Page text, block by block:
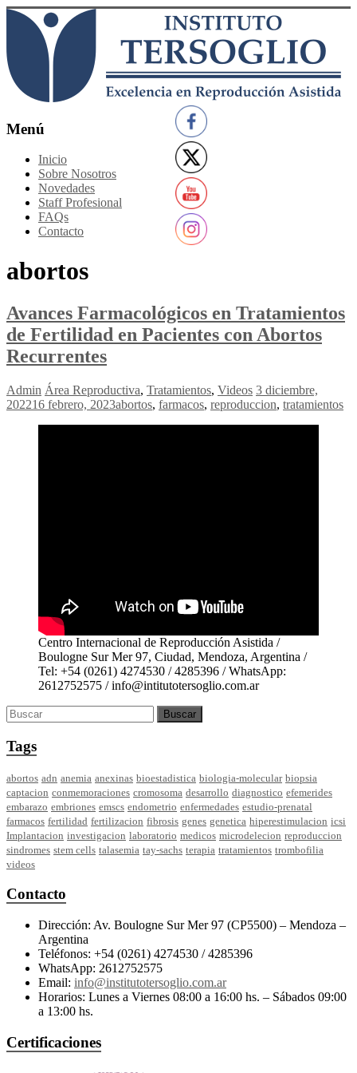
Saltar
contenido
Instituto
Reproducción
Asistida
Menú
Inicio
Sobre Nosotros
Novedades
Staff Profesional
FAQs
Contacto
abortos
Avances Farmacológicos en Tratamientos
de Fertilidad en Pacientes con Abortos
Recurrentes
Admin Área Reproductiva, Tratamientos, Videos 3 diciembre,
202216 febrero, 2023abortos, farmacos, reproduccion, tratamientos
Centro Internacional de Reproducción Asistida /
Boulogne Sur Mer 97, Ciudad, Mendoza, Argentina /
Tel: +54 (0261) 4274530 / 4285396 / WhatsApp:
2612752575 / info@intitutotersoglio.com.ar
Tags
abortos adn anemia anexinas bioestadistica biologia-molecular biopsia
captacion conmemoraciones cromosoma desarrollo diagnostico efemerides
embarazo embriones emscs endometrio enfermedades estudio-prenatal
farmacos fertilidad fertilizacion fibrosis genes genetica hiperestimulacion icsi
Implantacion investigacion laboratorio medicos microdelecion reproduccion
sindromes stem cells talasemia tay-sachs terapia tratamientos trombofilia
videos
Contacto
Dirección: Av. Boulogne Sur Mer 97 (CP5500) – Mendoza –
Argentina
Teléfonos: +54 (0261) 4274530 / 4285396
WhatsApp: 2612752575
Email: info@institutotersoglio.com.ar
Horarios: Lunes a Viernes 08:00 a 16:00 hs. – Sábados 09:00
a 13:00 hs.
Certificaciones